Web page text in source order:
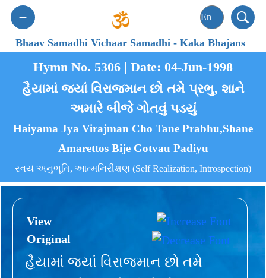
Bhaav Samadhi Vichaar Samadhi-Kaka Bhajans
Hymn No. 5306 | Date: 04-Jun-1998
હૈયામાં જ્યાં વિરાજમાન છો તમે પ્રભુ, શાને
અમારે બીજે ગોતવું પડયું
Haiyama Jya Virajman Cho Tane Prabhu,Shane
Amarettos Bije Gotvau Padiyu
સ્વયં અનુભૂતિ, આત્મનિરીક્ષણ (Self Realization, Introspection)
View
Original
હૈયામાં જ્યાં વિરાજમાન છો તમે